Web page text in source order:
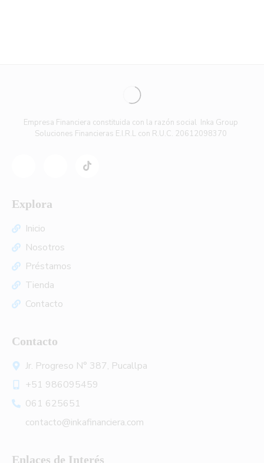
Empresa Financiera constituida con la razón social Inka Group
Soluciones Financieras E.I.R.L con R.U.C. 20612098370
Explora
Inicio
Nosotros
Préstamos
Tienda
Contacto
Contacto
Jr. Progreso N° 387, Pucallpa
+51 986095459
061 625651
contacto@inkafinanciera.com
Enlaces de Interés